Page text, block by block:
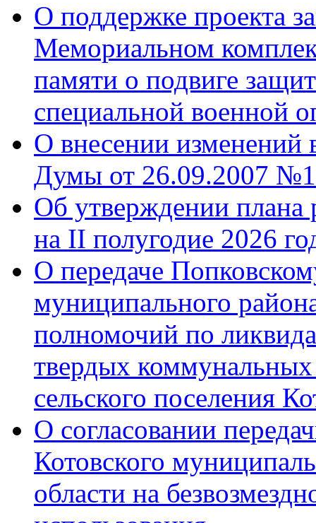
О поддержке проекта
Мемориальном
памяти о подвиге
специальной военной
О внесении изменений
Думы от 26.09.2007
Об утверждении
на II полугодие 2026
О передаче
муниципального
полномочий по
твердых коммунальных
сельского поселения
О согласовании
Котовского
области на